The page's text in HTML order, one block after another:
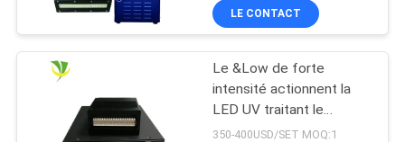
LE CONTACT
Le &Low de forte
intensité actionnent la
LED UV traitant le
dessiccateur UV de
350-400USD/SET MOQ:1